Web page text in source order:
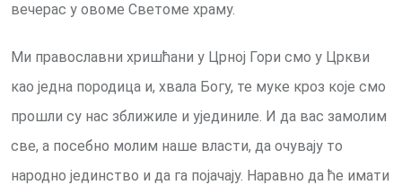
вечерас у овоме Светоме храму.
Ми православни хришћани у Црној Гори смо у Цркви
као једна породица и, хвала Богу, те муке кроз које смо
прошли су нас зближиле и ујединиле. И да вас замолим
све, а посебно молим наше власти, да очувају то
народно јединство и да га појачају. Наравно да ће имати